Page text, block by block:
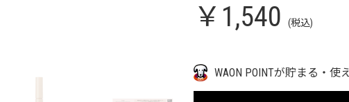
￥1,540 (税込)
WAON POINTが貯まる・使